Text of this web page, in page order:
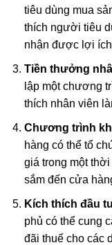
tiêu dùng mua
thích người tiêu
nhận được lợi
Tiền thưởng
lập một chương
thích nhân viên
Chương trình
hàng có thể tổ
giá trong một
sắm đến cửa
Kích thích đầu
phủ có thể cung
đãi thuế cho các